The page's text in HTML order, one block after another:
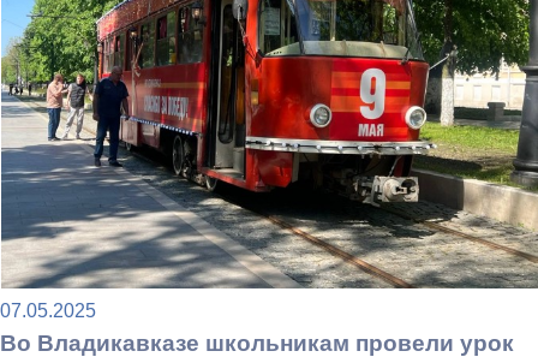
07.05.2025
Во Владикавказе школьникам провели урок